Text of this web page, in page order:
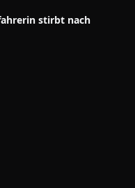
stirbt nach